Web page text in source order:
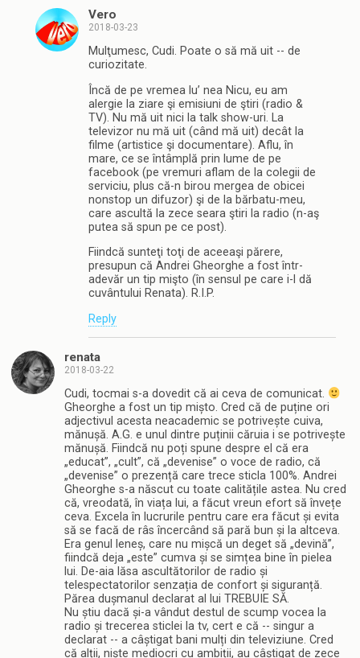
Vero
2018-03-23
Mulţumesc, Cudi. Poate o să mă uit -- de
curiozitate.
Încă de pe vremea lu’ nea Nicu, eu am
alergie la ziare şi emisiuni de ştiri (radio &
TV). Nu mă uit nici la talk show-uri. La
televizor nu mă uit (când mă uit) decât la
filme (artistice şi documentare). Aflu, în
mare, ce se întâmplă prin lume de pe
facebook (pe vremuri aflam de la colegii de
serviciu, plus că-n birou mergea de obicei
nonstop un difuzor) şi de la bărbatu-meu,
care ascultă la zece seara ştiri la radio (n-aş
putea să spun pe ce post).
Fiindcă sunteţi toţi de aceeaşi părere,
presupun că Andrei Gheorghe a fost într-
adevăr un tip mişto (în sensul pe care i-l dă
cuvântului Renata). R.I.P.
Reply
renata
2018-03-22
Cudi, tocmai s-a dovedit că ai ceva de comunicat.
Gheorghe a fost un tip mișto. Cred că de puține ori
adjectivul acesta neacademic se potrivește cuiva,
mănușă. A.G. e unul dintre puținii căruia i se potrivește
mănușă. Fiindcă nu poți spune despre el că era
„educat”, „cult”, că „devenise” o voce de radio, că
„devenise” o prezență care trece sticla 100%. Andrei
Gheorghe s-a născut cu toate calitățile astea. Nu cred
că, vreodată, în viața lui, a făcut vreun efort să învețe
ceva. Excela în lucrurile pentru care era făcut și evita
să se facă de râs încercând să pară bun și la altceva.
Era genul leneș, care nu mișcă un deget să „devină”,
fiindcă deja „este” cumva și se simțea bine în pielea
lui. De-aia lăsa ascultătorilor de radio și
telespectatorilor senzația de confort și siguranță.
Părea dușmanul declarat al lui TREBUIE SĂ.
Nu știu dacă și-a vândut destul de scump vocea la
radio și trecerea sticlei la tv, cert e că -- singur a
declarat -- a câștigat bani mulți din televiziune. Cred
că alții, niște mediocri cu ambiții, au câștigat de zece